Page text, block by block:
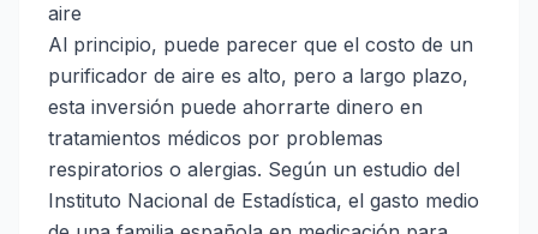
aire
Al principio, puede parecer que el costo de un
purificador de aire es alto, pero a largo plazo,
esta inversión puede ahorrarte dinero en
tratamientos médicos por problemas
respiratorios o alergias. Según un estudio del
Instituto Nacional de Estadística, el gasto medio